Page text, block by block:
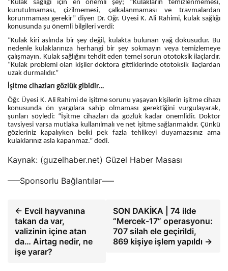
“Kulak sağlığı için en önemli şey; “Kulakların temizlenmemesi,
kurutulmaması, çizilmemesi, çalkalanmaması ve travmalardan
korunmaması gerekir” diyen Dr. Öğr. Üyesi K. Ali Rahimi, kulak sağlığı
konusunda şu önemli bilgileri verdi:
“Kulak kiri aslında bir şey değil, kulakta bulunan yağ dokusudur. Bu
nedenle kulaklarınıza herhangi bir şey sokmayın veya temizlemeye
çalışmayın. Kulak sağlığını tehdit eden temel sorun ototoksik ilaçlardır.
“Kulak problemi olan kişiler doktora gittiklerinde ototoksik ilaçlardan
uzak durmalıdır.”
İşitme cihazları gözlük gibidir…
Öğr. Üyesi K. Ali Rahimi de işitme sorunu yaşayan kişilerin işitme cihazı
konusunda ön yargılara sahip olmaması gerektiğini vurgulayarak,
şunları söyledi: “İşitme cihazları da gözlük kadar önemlidir. Doktor
tavsiyesi varsa mutlaka kullanılmalı ve net işitme sağlanmalıdır. Çünkü
gözleriniz kapalıyken belki pek fazla tehlikeyi duyamazsınız ama
kulaklarınız asla kapanmaz.” dedi.
Kaynak: (guzelhaber.net) Güzel Haber Masası
—–Sponsorlu Bağlantılar—–
← Evcil hayvanına
takan da var,
valizinin içine atan
da… Airtag nedir, ne
işe yarar?
SON DAKİKA | 74 ilde
“Mercek-17” operasyonu:
707 silah ele geçirildi,
869 kişiye işlem yapıldı →